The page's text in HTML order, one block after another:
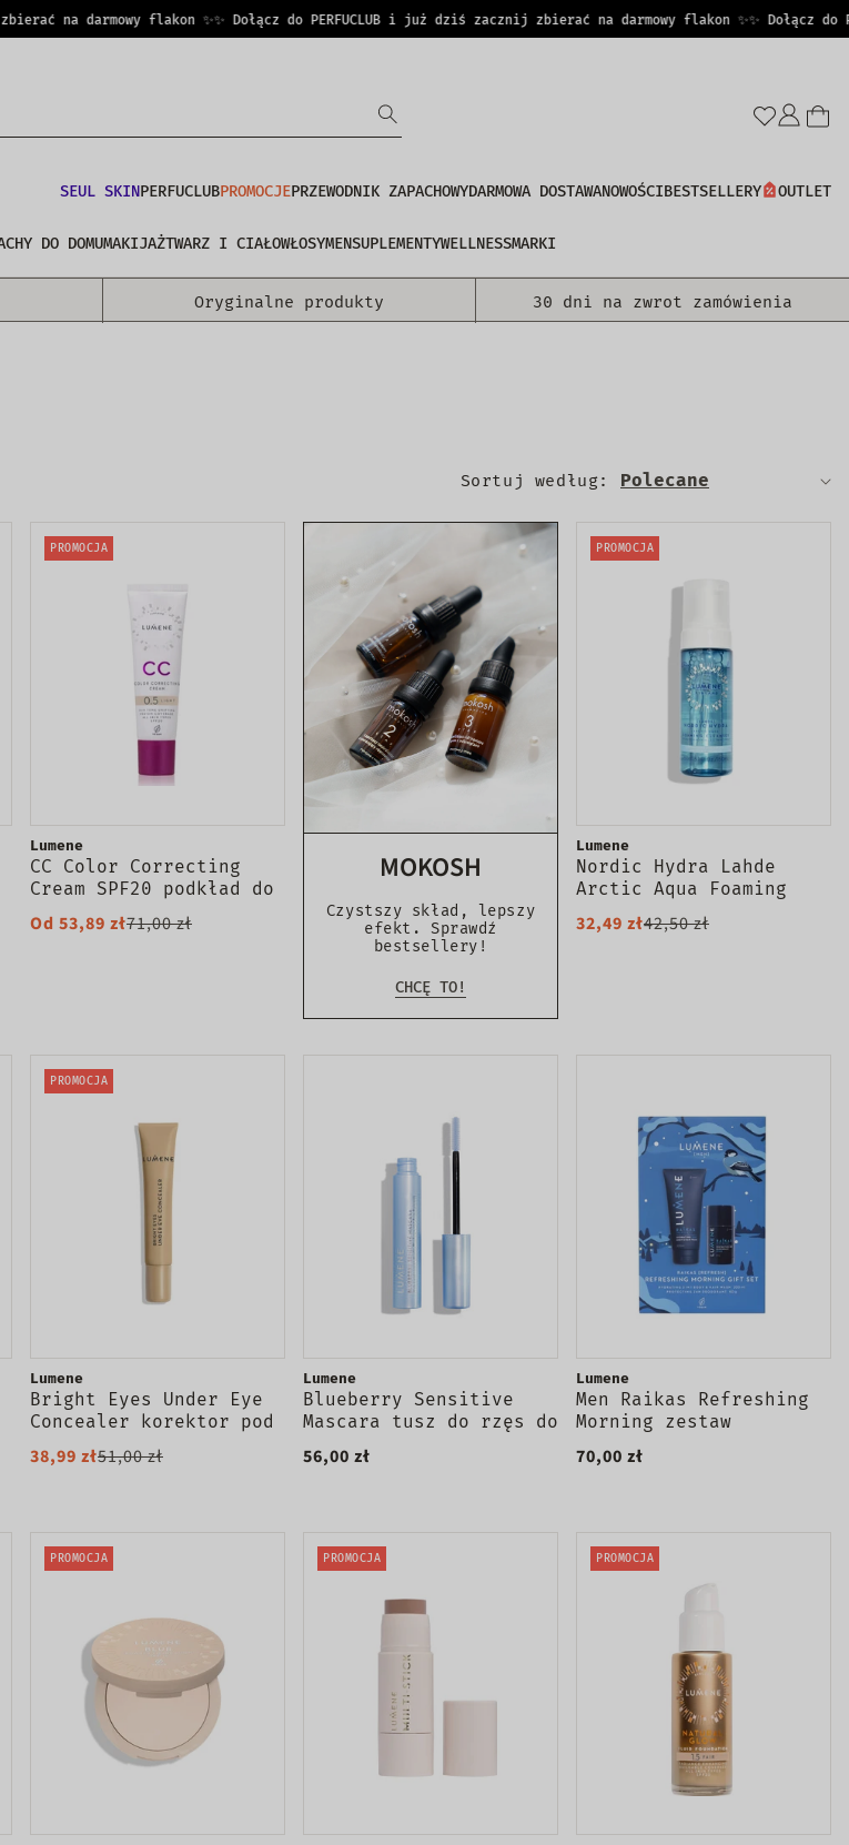
na darmowy flakon ✨✨ Dołącz do PERFUCLUB i już dziś zacznij zbierać na darmowy flakon ✨✨ Dołącz do
SEUL SKINPERFUCLUBPROMOCJEPRZEWODNIK ZAPACHOWYDARMOWA DOSTAWANOWOŚCIBESTSELLERY OUTLET
DO DOMUMAKIJAŻTWARZ I CIAŁOWŁOSYMENSUPLEMENTYWELLNESSMARKI
Oryginalne produkty 30 dni na zwrot zamówienia
Sortuj według:
PROMOCJA
Lumene
CC Color Correcting
Cream SPF20 podkład do
Od 53,89 zł71,00 zł
MOKOSH
Czystszy skład, lepszy
efekt. Sprawdź
bestsellery!
CHCĘ TO!
PROMOCJA
Lumene
Nordic Hydra Lahde
Arctic Aqua Foaming
pianka do mycia twarzy
32,49 zł42,50 zł
PROMOCJA
Lumene
Bright Eyes Under Eye
Concealer korektor pod
38,99 zł51,00 zł
Lumene
Blueberry Sensitive
Mascara tusz do rzęs do
9ml
56,00 zł
Lumene
Men Raikas Refreshing
Morning zestaw
Hair Wash żel pod
dezodorant w sztyfcie
60g
70,00 zł
PROMOCJA PROMOCJA PROMOCJA